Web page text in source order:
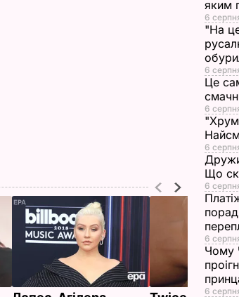
яким
6
"На
6
Це
6
6
Що
6
6
Чому
6